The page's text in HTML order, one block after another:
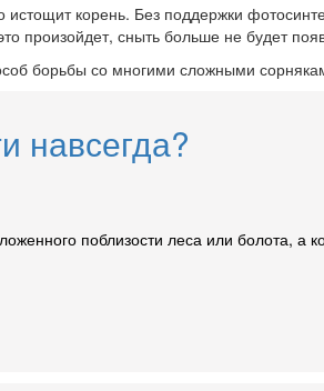
корень. Без поддержки
произойдет, сныть больше не будет
борьбы со многими сложными
навсегда?
поблизости леса или болота,